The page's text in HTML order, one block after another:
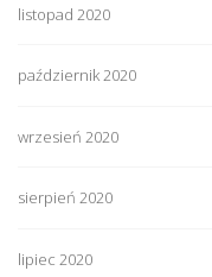
listopad 2020
październik 2020
wrzesień 2020
sierpień 2020
lipiec 2020